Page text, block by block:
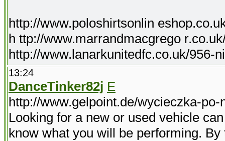
http://www.poloshirtsonlin
h ttp://www.marrandmacgrego
http://www.lanarkunitedfc.co.uk/956-
13:24
DanceTinker82j E
http://www.gelpoint.de/wycieczka-po-
Looking for a new or used vehicle
know what you will be performing.